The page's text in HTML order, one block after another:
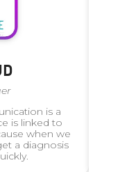
is a
is linked to
when we
a diagnosis